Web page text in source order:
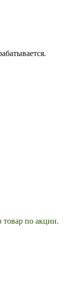
товар по акции.